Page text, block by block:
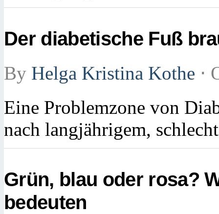
Der diabetische Fuß
By Helga Kristina Kothe ⋅
Eine Problemzone von
nach langjährigem,
Grün, blau oder rosa?
bedeuten